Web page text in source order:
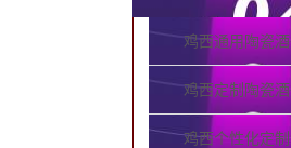
鸡西通用陶瓷
鸡西定制陶瓷
鸡西个性化定